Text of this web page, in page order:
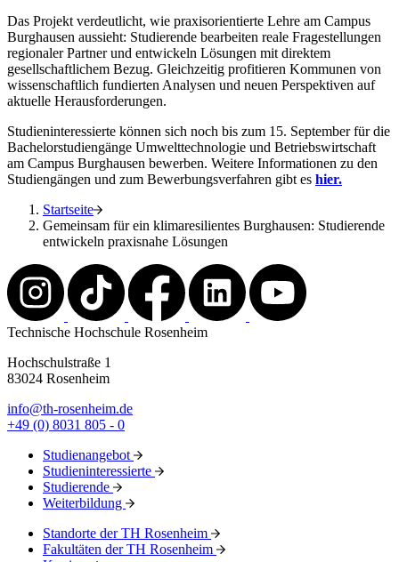
Das Projekt verdeutlicht, wie praxisorientierte Lehre am Campus
Burghausen aussieht: Studierende bearbeiten reale Fragestellungen
regionaler Partner und entwickeln Lösungen mit direktem
gesellschaftlichem Bezug. Gleichzeitig profitieren Kommunen von
wissenschaftlich fundierten Analysen und neuen Perspektiven auf
aktuelle Herausforderungen.
Studieninteressierte können sich noch bis zum 15. September für die
Bachelorstudiengänge Umwelttechnologie und Betriebswirtschaft
am Campus Burghausen bewerben. Weitere Informationen zu den
Studiengängen und zum Bewerbungsverfahren gibt es hier.
Startseite
Gemeinsam für ein klimaresilientes Burghausen: Studierende
entwickeln praxisnahe Lösungen
Technische Hochschule Rosenheim
Hochschulstraße 1
83024 Rosenheim
info@th-rosenheim.de
+49 (0) 8031 805 - 0
Studienangebot
Studieninteressierte
Studierende
Weiterbildung
Standorte der TH Rosenheim
Fakultäten der TH Rosenheim